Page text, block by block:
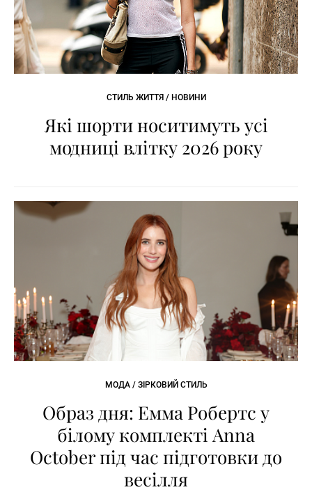
СТИЛЬ ЖИТТЯ / НОВИНИ
Які шорти носитимуть усі
модниці влітку 2026 року
МОДА / ЗІРКОВИЙ СТИЛЬ
Образ дня: Емма Робертс у
білому комплекті Anna
October під час підготовки до
весілля